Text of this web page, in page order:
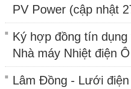
PV Power (cập nhật
Ký hợp đồng tín
Nhà máy Nhiệt điện
Lâm Đồng - Lưới